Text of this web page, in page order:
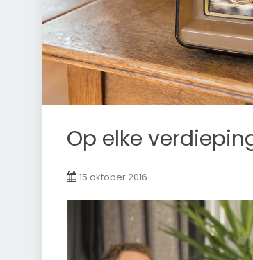
Op elke
15 oktober 2016